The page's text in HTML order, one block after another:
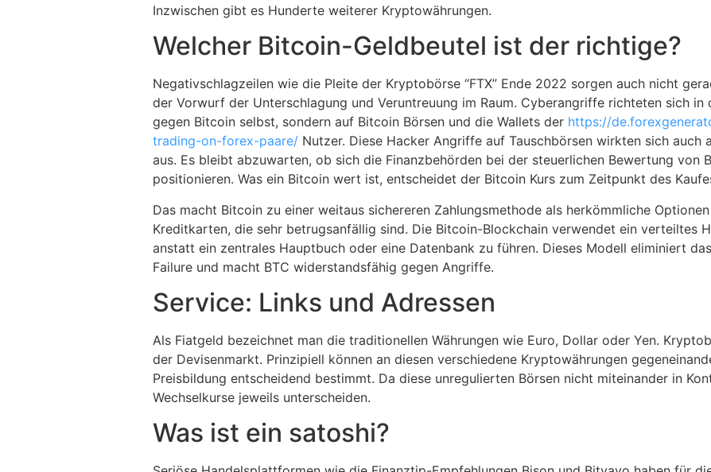
Inzwischen gibt es Hunderte weiterer Kryptowährungen.
Welcher Bitcoin-Geldbeutel ist der richtige?
Negativschlagzeilen wie die Pleite der Kryptobörse “FTX” Ende 2022 sorgen auch nicht
der Vorwurf der Unterschlagung und Veruntreuung im Raum. Cyberangriffe richteten sich in
gegen Bitcoin selbst, sondern auf Bitcoin Börsen und die Wallets der https://
trading-on-forex-paare/ Nutzer. Diese Hacker Angriffe auf Tauschbörsen wirkten sich auch
aus. Es bleibt abzuwarten, ob sich die Finanzbehörden bei der steuerlichen Bewertung von
positionieren. Was ein Bitcoin wert ist, entscheidet der Bitcoin Kurs zum Zeitpunkt des
Das macht Bitcoin zu einer weitaus sichereren Zahlungsmethode als herkömmliche
Kreditkarten, die sehr betrugsanfällig sind. Die Bitcoin-Blockchain verwendet ein verteiltes
anstatt ein zentrales Hauptbuch oder eine Datenbank zu führen. Dieses Modell eliminiert
Failure und macht BTC widerstandsfähig gegen Angriffe.
Service: Links und Adressen
Als Fiatgeld bezeichnet man die traditionellen Währungen wie Euro, Dollar oder Yen.
der Devisenmarkt. Prinzipiell können an diesen verschiedene Kryptowährungen
Preisbildung entscheidend bestimmt. Da diese unregulierten Börsen nicht miteinander in
Wechselkurse jeweils unterscheiden.
Was ist ein satoshi?